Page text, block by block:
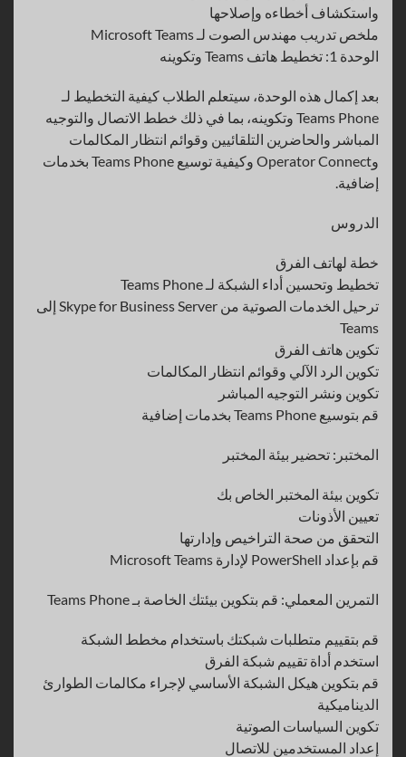
واستكشاف أخطاءه وإصلاحها
ملخص تدريب مهندس الصوت لـ Microsoft Teams
الوحدة 1: تخطيط هاتف Teams وتكوينه
بعد إكمال هذه الوحدة، سيتعلم الطلاب كيفية التخطيط لـ
Teams Phone وتكوينه، بما في ذلك خطط الاتصال والتوجيه
المباشر والحاضرين التلقائيين وقوائم انتظار المكالمات
وOperator Connect وكيفية توسيع Teams Phone بخدمات
إضافية.
الدروس
خطة لهاتف الفرق
تخطيط وتحسين أداء الشبكة لـ Teams Phone
ترحيل الخدمات الصوتية من Skype for Business Server إلى
Teams
تكوين هاتف الفرق
تكوين الرد الآلي وقوائم انتظار المكالمات
تكوين ونشر التوجيه المباشر
قم بتوسيع Teams Phone بخدمات إضافية
المختبر: تحضير بيئة المختبر
تكوين بيئة المختبر الخاص بك
تعيين الأذونات
التحقق من صحة التراخيص وإدارتها
قم بإعداد PowerShell لإدارة Microsoft Teams
التمرين المعملي: قم بتكوين بيئتك الخاصة بـ Teams Phone
قم بتقييم متطلبات شبكتك باستخدام مخطط الشبكة
استخدم أداة تقييم شبكة الفرق
قم بتكوين هيكل الشبكة الأساسي لإجراء مكالمات الطوارئ
الديناميكية
تكوين السياسات الصوتية
إعداد المستخدمين للاتصال